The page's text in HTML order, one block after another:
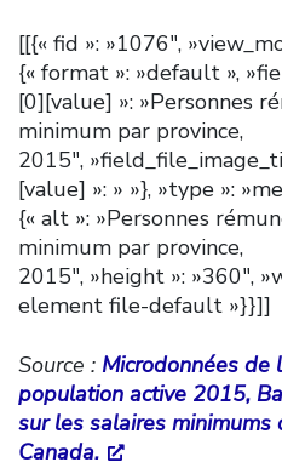
[[{« fid »: »1076″,
{« format »: »default »,
[0][value] »: »Personnes
minimum par province,
2015″,
[value] »: » »}, »type »:
{« alt »: »Personnes
minimum par province,
2015″, »height »: »360″,
element file-default »}}]]
Source : Microdonnées de
population active 2015,
sur les salaires
Canada.